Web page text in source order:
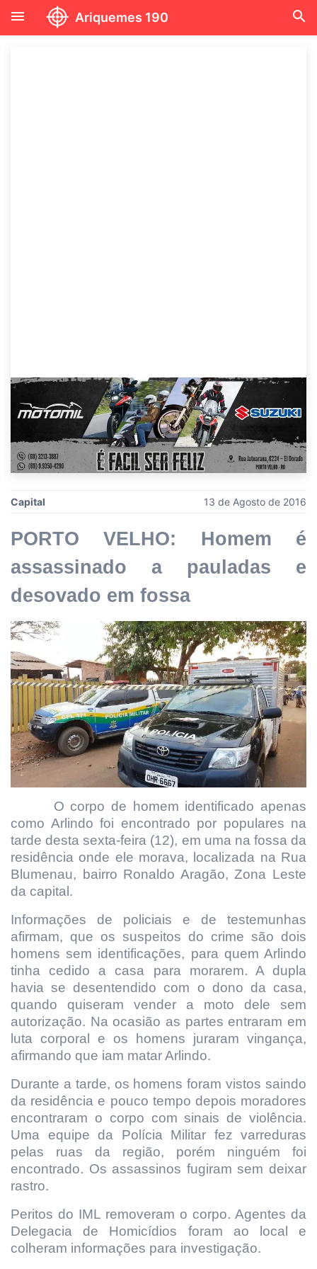
menu Ariquemes 190 search
Capital 13 de Agosto de 2016
PORTO VELHO: Homem é
assassinado a pauladas e
desovado em fossa
O corpo de homem identificado apenas
como Arlindo foi encontrado por populares na
tarde desta sexta-feira (12), em uma na fossa da
residência onde ele morava, localizada na Rua
Blumenau, bairro Ronaldo Aragão, Zona Leste
da capital.
Informações de policiais e de testemunhas
afirmam, que os suspeitos do crime são dois
homens sem identificações, para quem Arlindo
tinha cedido a casa para morarem. A dupla
havia se desentendido com o dono da casa,
quando quiseram vender a moto dele sem
autorização. Na ocasião as partes entraram em
luta corporal e os homens juraram vingança,
afirmando que iam matar Arlindo.
Durante a tarde, os homens foram vistos saindo
da residência e pouco tempo depois moradores
encontraram o corpo com sinais de violência.
Uma equipe da Polícia Militar fez varreduras
pelas ruas da região, porém ninguém foi
encontrado. Os assassinos fugiram sem deixar
rastro.
Peritos do IML removeram o corpo. Agentes da
Delegacia de Homicídios foram ao local e
colheram informações para investigação.